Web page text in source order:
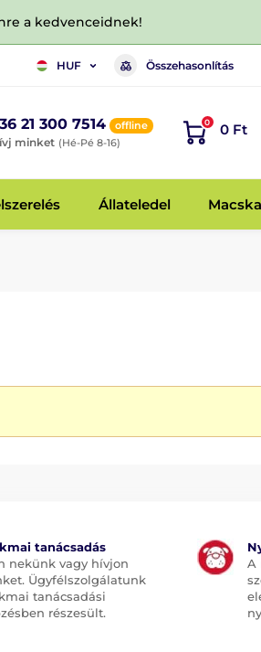
a kedvenceidnek!
HUF Összehasonlítás
21 300 7514 offline
minket (Hé-Pé 8-16)
0 0 Ft
Állateledel Macska
tanácsadás
nekünk vagy hívjon
Ügyfélszolgálatunk
tanácsadási
részesült.
A